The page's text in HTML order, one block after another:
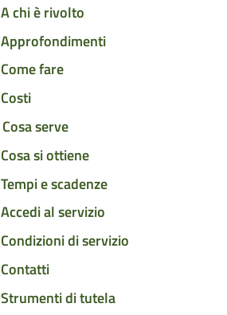
A chi è rivolto
Approfondimenti
Come fare
Costi
Cosa serve
Cosa si ottiene
Tempi e scadenze
Accedi al servizio
Condizioni di servizio
Contatti
Strumenti di tutela